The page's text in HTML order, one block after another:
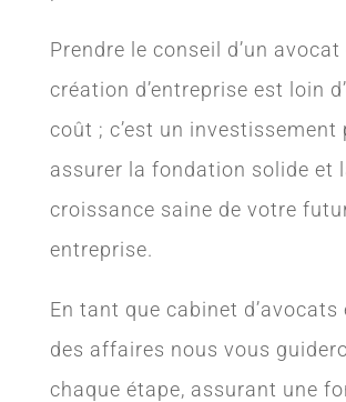
Prendre le conseil d’un avocat
création d’entreprise est loin
coût ; c’est un investissement
assurer la fondation solide et
croissance saine de votre
entreprise.
En tant que cabinet d’avocats
des affaires nous vous
chaque étape, assurant une